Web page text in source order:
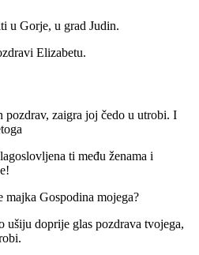
u Gorje, u grad Judin.
Elizabetu.
zaigra joj čedo u utrobi. I
ti među ženama i
majka Gospodina mojega?
ušiju doprije glas pozdrava tvojega,